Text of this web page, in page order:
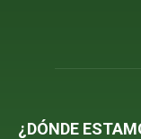
¿DÓNDE